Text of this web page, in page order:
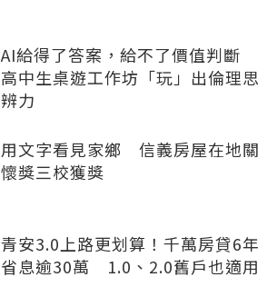
AI給得了答案，給不了價值判斷
高中生桌遊工作坊「玩」出倫理思
辨力
用文字看見家鄉 信義房屋在地關
懷獎三校獲獎
青安3.0上路更划算！千萬房貸6年
省息逾30萬 1.0、2.0舊戶也適用